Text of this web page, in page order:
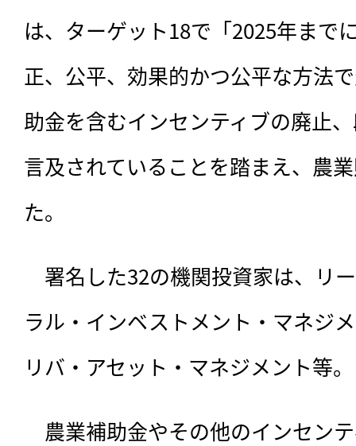
は、ターゲット18で「2025年まで
正、公平、効果的かつ公平な方法
助金を含むインセンティブの廃止
言及されていることを踏まえ、農
た。
署名した32の機関投資家は、リ
ラル・インベストメント・マネジ
リバ・アセット・マネジメント等。
農業補助金やその他のインセン